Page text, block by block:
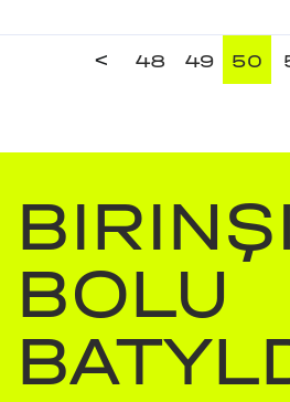
< 48 49 50
BIRINŞI
BOLU